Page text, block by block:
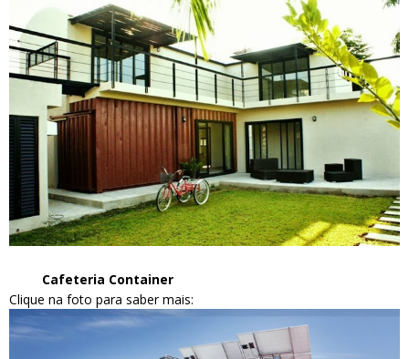
Cafeteria Container
Clique na foto para saber mais: